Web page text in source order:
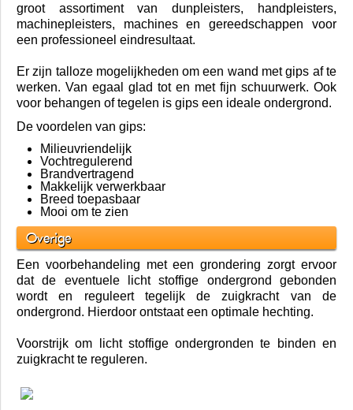
groot assortiment van dunpleisters, handpleisters,
machinepleisters, machines en gereedschappen voor
een professioneel eindresultaat.
Er zijn talloze mogelijkheden om een wand met gips af te
werken. Van egaal glad tot en met fijn schuurwerk. Ook
voor behangen of tegelen is gips een ideale ondergrond.
De voordelen van gips:
Milieuvriendelijk
Vochtregulerend
Brandvertragend
Makkelijk verwerkbaar
Breed toepasbaar
Mooi om te zien
Overige
Een voorbehandeling met een grondering zorgt ervoor
dat de eventuele licht stoffige ondergrond gebonden
wordt en reguleert tegelijk de zuigkracht van de
ondergrond. Hierdoor ontstaat een optimale hechting.
Voorstrijk om licht stoffige ondergronden te binden en
zuigkracht te reguleren.